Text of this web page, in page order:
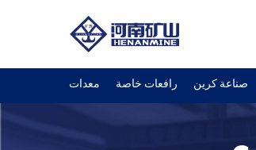
معدات رافعات خاصة صناعة كرين